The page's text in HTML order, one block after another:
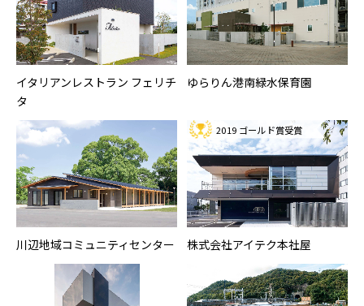
イタリアンレストラン フェリチ
タ
ゆらりん港南緑水保育園
川辺地域コミュニティセンター
2019 ゴールド賞受賞
株式会社アイテク本社屋